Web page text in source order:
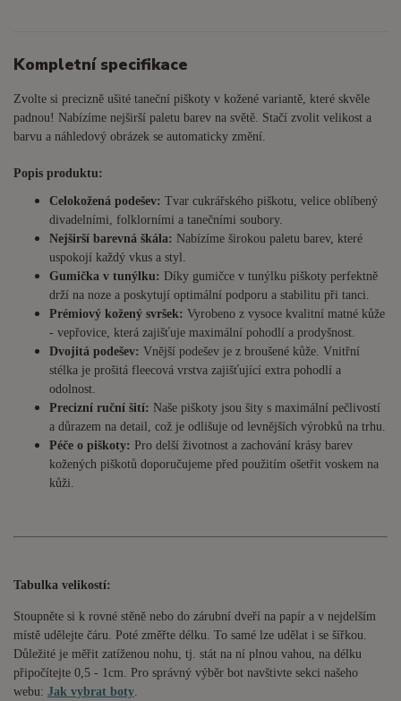
Kompletní specifikace
Zvolte si precizně ušité taneční piškoty v kožené variantě, které skvěle
padnou! Nabízíme nejširší paletu barev na světě. Stačí zvolit velikost a
barvu a náhledový obrázek se automaticky změní.
Popis produktu:
Celokožená podešev: Tvar cukrářského piškotu, velice oblíbený
divadelními, folklorními a tanečními soubory.
Nejširší barevná škála: Nabízíme širokou paletu barev, které
uspokojí každý vkus a styl.
Gumička v tunýlku: Díky gumičce v tunýlku piškoty perfektně
drží na noze a poskytují optimální podporu a stabilitu při tanci.
Prémiový kožený svršek: Vyrobeno z vysoce kvalitní matné kůže
- vepřovice, která zajišťuje maximální pohodlí a prodyšnost.
Dvojitá podešev: Vnější podešev je z broušené kůže. Vnitřní
stélka je prošitá fleecová vrstva zajišťující extra pohodlí a
odolnost.
Precizní ruční šití: Naše piškoty jsou šity s maximální pečlivostí
a důrazem na detail, což je odlišuje od levnějších výrobků na trhu.
Péče o piškoty: Pro delší životnost a zachování krásy barev
kožených piškotů doporučujeme před použitím ošetřit voskem na
kůži.
Tabulka velikostí:
Stoupněte si k rovné stěně nebo do zárubní dveří na papír a v nejdelším
místě udělejte čáru. Poté změřte délku. To samé lze udělat i se šířkou.
Důležité je měřit zatíženou nohu, tj. stát na ní plnou vahou, na délku
připočítejte 0,5 - 1cm . Pro správný výběr bot navštivte sekci našeho
webu: Jak vybrat boty